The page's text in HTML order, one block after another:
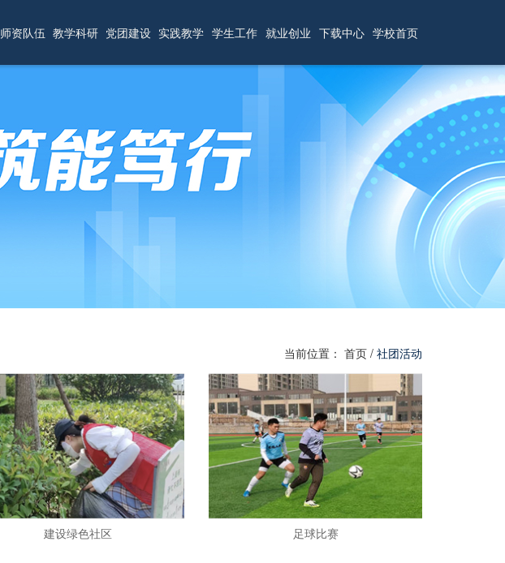
师资队伍 教学科研 党团建设 实践教学 学生工作 就业创业 下载中心 学校首页
当前位置： 首页 / 社团活动
建设绿色社区 足球比赛